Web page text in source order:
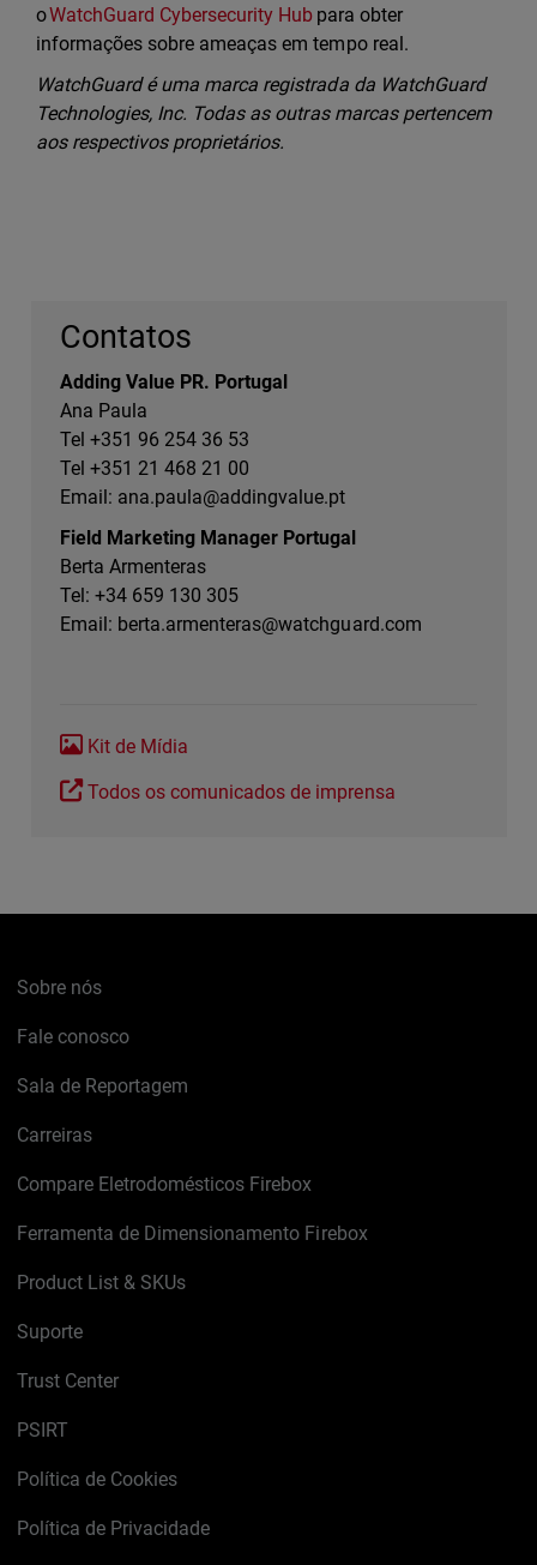
oWatchGuard Cybersecurity Hub para obter
informações sobre ameaças em tempo real.
WatchGuard é uma marca registrada da WatchGuard
Technologies, Inc. Todas as outras marcas pertencem
aos respectivos proprietários.
Contatos
Adding Value PR. Portugal
Ana Paula
Tel +351 96 254 36 53
Tel +351 21 468 21 00
Email: ana.paula@addingvalue.pt
Field Marketing Manager Portugal
Berta Armenteras
Tel: +34 659 130 305
Email: berta.armenteras@watchguard.com
Kit de Mídia
Todos os comunicados de imprensa
Sobre nós
Fale conosco
Sala de Reportagem
Carreiras
Compare Eletrodomésticos Firebox
Ferramenta de Dimensionamento Firebox
Product List & SKUs
Suporte
Trust Center
PSIRT
Política de Cookies
Política de Privacidade